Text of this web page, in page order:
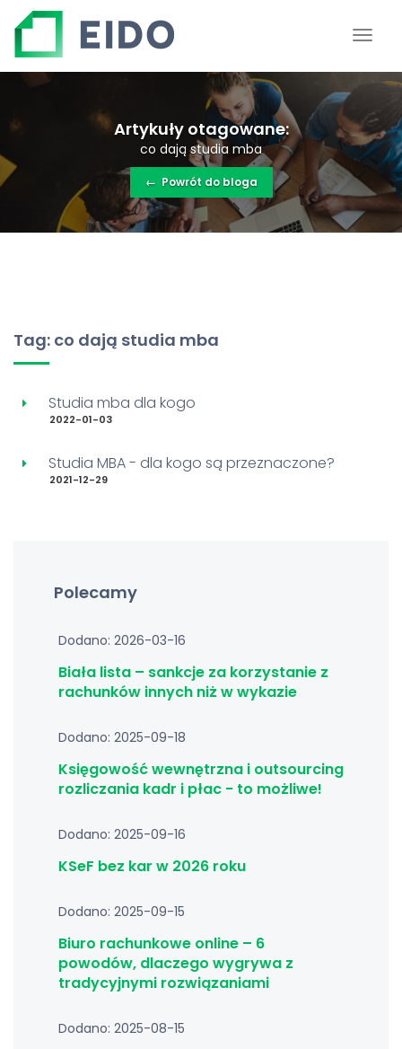
Artykuły otagowane:
co dają studia mba
← Powrót do bloga
Tag: co dają studia mba
Studia mba dla kogo
2022-01-03
Studia MBA - dla kogo są przeznaczone?
2021-12-29
Polecamy
Dodano: 2026-03-16
Biała lista – sankcje za korzystanie z
rachunków innych niż w wykazie
Dodano: 2025-09-18
Księgowość wewnętrzna i outsourcing
rozliczania kadr i płac - to możliwe!
Dodano: 2025-09-16
KSeF bez kar w 2026 roku
Dodano: 2025-09-15
Biuro rachunkowe online – 6
powodów, dlaczego wygrywa z
tradycyjnymi rozwiązaniami
Dodano: 2025-08-15